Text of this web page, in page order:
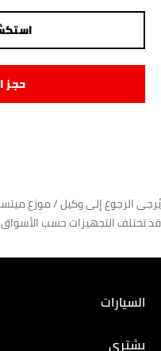
حجز
يُرجى الرجوع إلى وكيل / موزع
قد تختلف التجهيزات حسب الأسواق.
السيارات
جميع المركبات
يشترى